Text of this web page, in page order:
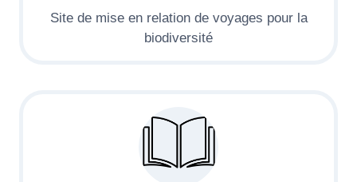
Site de mise en relation de voyages pour la
biodiversité